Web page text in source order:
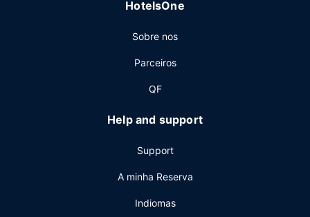
HotelsOne
Sobre nos
Parceiros
QF
Help and support
Support
A minha Reserva
Indiomas